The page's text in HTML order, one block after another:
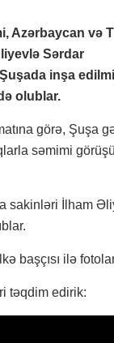
Azərbaycan və
Sərdar
inşa
olublar.
görə, Şuşa
səmimi
sakinləri İlham
başçısı ilə
təqdim edirik: